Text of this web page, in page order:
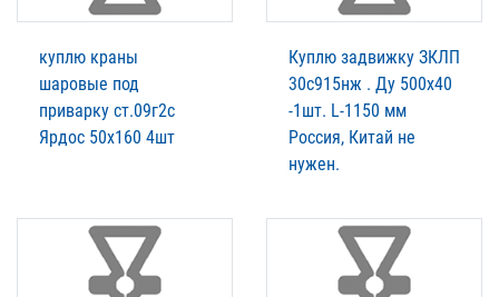
куплю краны
шаровые под
приварку ст.09г2с
Ярдос 50х160 4шт
Куплю задвижку ЗКЛП
30с915нж . Ду 500х40
-1шт. L-1150 мм
Россия, Китай не
нужен.